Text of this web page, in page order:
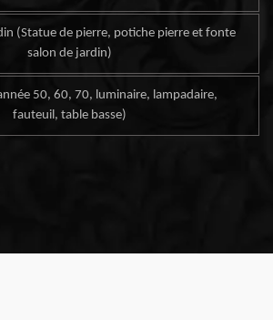
(Statue de pierre, potiche pierre et fonte
salon de jardin)
50, 60, 70, luminaire, lampadaire,
fauteuil, table basse)